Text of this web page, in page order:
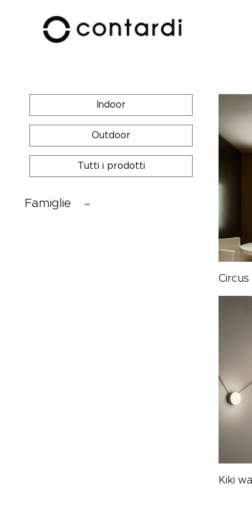
Indoor
Outdoor
Tutti i prodotti
Famiglie
Circus
Kiki